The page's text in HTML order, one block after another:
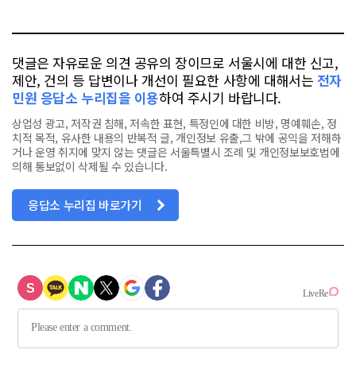
댓글은 자유로운 의견 공유의 장이므로 서울시에 대한 신고,
제안, 건의 등 답변이나 개선이 필요한 사항에 대해서는 전자
민원 응답소 누리집을 이용하여 주시기 바랍니다.
상업성 광고, 저작권 침해, 저속한 표현, 특정인에 대한 비방, 명예훼손, 정
치적 목적, 유사한 내용의 반복적 글, 개인정보 유출,그 밖에 공익을 저해하
거나 운영 취지에 맞지 않는 댓글은 서울특별시 조례 및 개인정보보호법에
의해 통보없이 삭제될 수 있습니다.
응답소 누리집 바로가기